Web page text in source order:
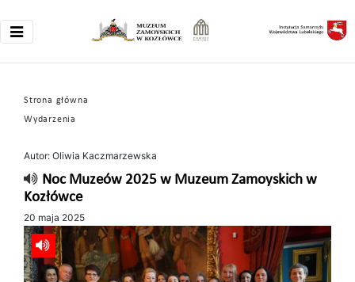
Strona główna
Wydarzenia
Autor: Oliwia Kaczmarzewska
Noc Muzeów 2025 w Muzeum Zamoyskich w
Kozłówce
20 maja 2025